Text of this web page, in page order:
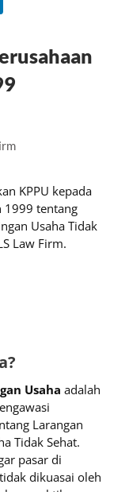
KPPU kepada
1999 tentang
Usaha Tidak
Law Firm.
Usaha adalah
Larangan
Tidak Sehat.
pasar di
dikuasai oleh